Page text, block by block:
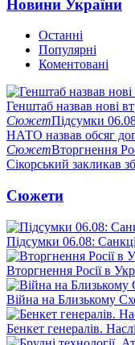
Новини України
Останні
Популярні
Коментовані
Генштаб назвав нові
СюжетПідсумки
НАТО назвав обсяг
СюжетВторгнення
Сікорський закликав
Сюжети
Підсумки 06.08:
Вторгнення Росії в
Війна на Близькому
Бенкет генералів.